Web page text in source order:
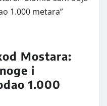
Mostara:
i
1.000